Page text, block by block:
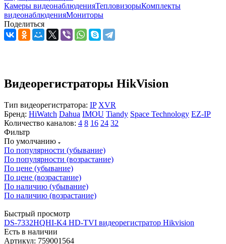
Камеры видеонаблюденияТепловизорыКомплекты
видеонаблюденияМониторы
Поделиться
Видеорегистраторы HikVision
Тип видеорегистратора: IP XVR
Бренд: HiWatch Dahua IMOU Tiandy Space Technology EZ-IP
Количество каналов: 4 8 16 24 32
Фильтр
По умолчанию
По популярности (убывание)
По популярности (возрастание)
По цене (убывание)
По цене (возрастание)
По наличию (убывание)
По наличию (возрастание)
Быстрый просмотр
DS-7332HQHI-K4 HD-TVI видеорегистратор Hikvision
Есть в наличии
Артикул: 759001564